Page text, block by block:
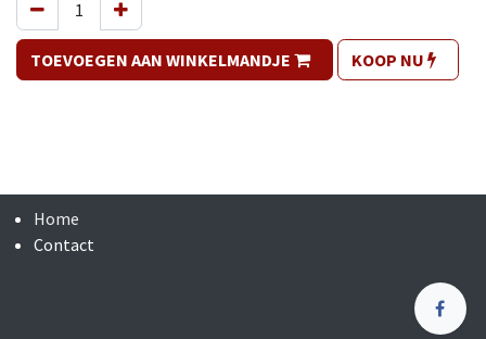
TOEVOEGEN AAN WINKELMANDJE KOOP NU
Home
Contact